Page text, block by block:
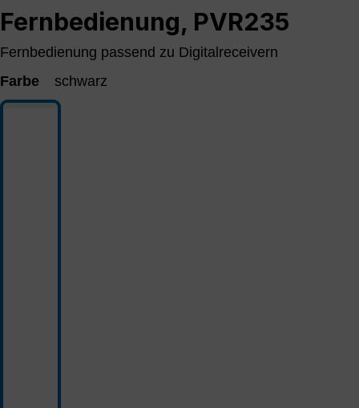
Fernbedienung, PVR235
Fernbedienung passend zu Digitalreceivern
Farbe
schwarz